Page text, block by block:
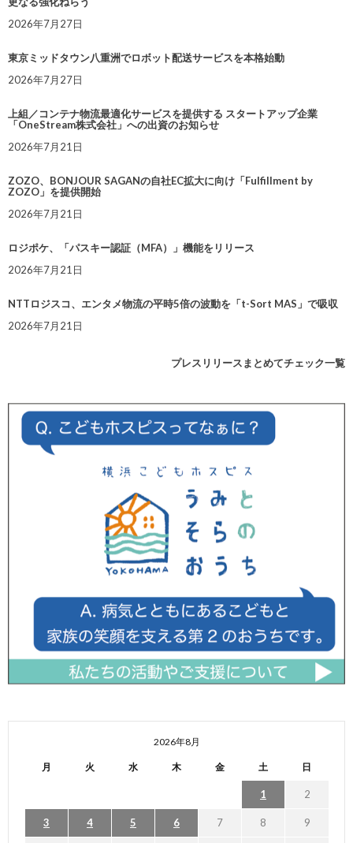
2026年7月27日
東京ミッドタウン八重洲でロボット配送サービスを本格始動
2026年7月27日
上組／コンテナ物流最適化サービスを提供する スタートアップ企業
「OneStream株式会社」への出資のお知らせ
2026年7月21日
ZOZO、BONJOUR SAGANの自社EC拡大に向け「Fulfillment by
ZOZO」を提供開始
2026年7月21日
ロジポケ、「パスキー認証（MFA）」機能をリリース
2026年7月21日
NTTロジスコ、エンタメ物流の平時5倍の波動を「t-Sort MAS」で吸収
2026年7月21日
プレスリリースまとめてチェック一覧
2026年8月
月 火 水 木 金 土 日
1 2
3 4 5 6 7 8 9